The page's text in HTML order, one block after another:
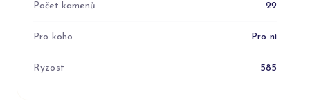
Počet kamenů 29
Pro koho Pro ni
Ryzost 585